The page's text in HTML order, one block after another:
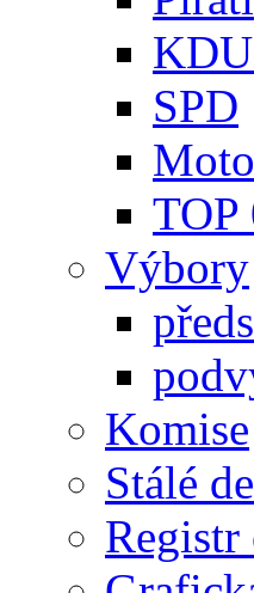
SPD
TOP
Výbory
Komise
Stálé
Registr